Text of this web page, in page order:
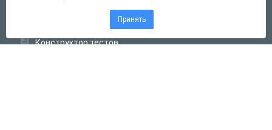
Конструктор тестов
Принять